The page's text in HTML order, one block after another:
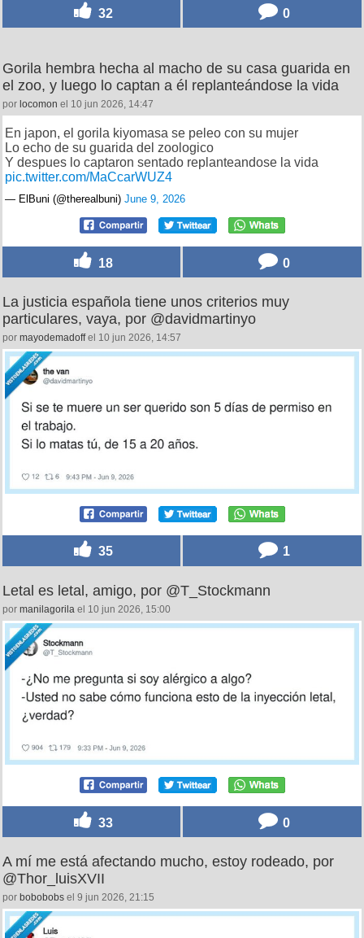
32 0
Gorila hembra hecha al macho de su casa guarida en
el zoo, y luego lo captan a él replanteándose la vida
por locomon el 10 jun 2026, 14:47
En japon, el gorila kiyomasa se peleo con su mujer
Lo echo de su guarida del zoologico
Y despues lo captaron sentado replanteandose la vida
pic.twitter.com/MaCcarWUZ4
— ElBuni (@therealbuni) June 9, 2026
18 0
La justicia española tiene unos criterios muy
particulares, vaya, por @davidmartinyo
por mayodemadoffel 10 jun 2026, 14:57
35 1
Letal es letal, amigo, por @T_Stockmann
por manilagorila el 10 jun 2026, 15:00
33 0
A mí me está afectando mucho, estoy rodeado, por
@Thor_luisXVII
por bobobobs el 9 jun 2026, 21:15